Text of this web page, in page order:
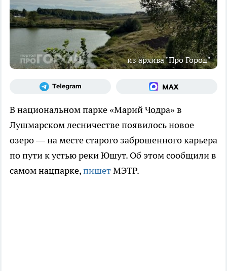
из архива "Про Город"
В национальном парке «Марий Чодра» в
Лушмарском лесничестве появилось новое
озеро — на месте старого заброшенного карьера
по пути к устью реки Юшут. Об этом сообщили в
самом нацпарке,пишетМЭТР.